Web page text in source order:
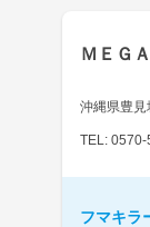
ＭＥＧ
沖縄県豊見
TEL:
フマキラ